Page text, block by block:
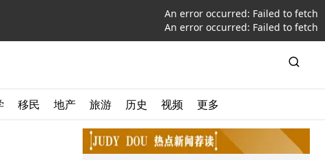
An error occurred: Failed to fetch
An error occurred: Failed to fetch
移民 地产 旅游 历史 视频 更多